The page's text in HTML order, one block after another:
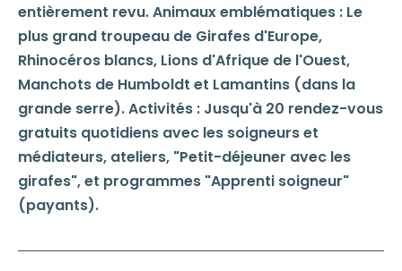
entièrement revu. Animaux emblématiques : Le
plus grand troupeau de Girafes d'Europe,
Rhinocéros blancs, Lions d'Afrique de l'Ouest,
Manchots de Humboldt et Lamantins (dans la
grande serre). Activités : Jusqu'à 20 rendez-vous
gratuits quotidiens avec les soigneurs et
médiateurs, ateliers, "Petit-déjeuner avec les
girafes", et programmes "Apprenti soigneur"
(payants).